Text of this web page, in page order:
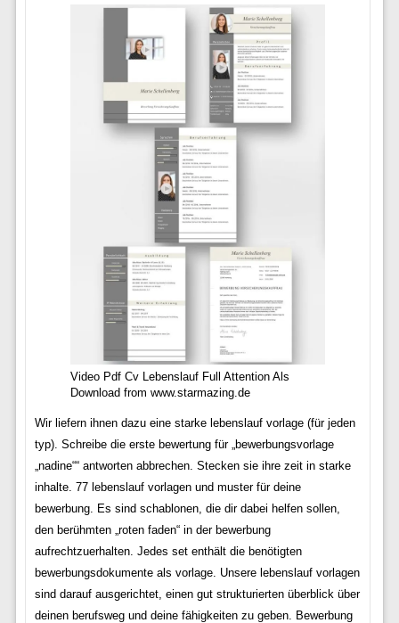
Video Pdf Cv Lebenslauf Full Attention Als
Download from www.starmazing.de
Wir liefern ihnen dazu eine starke lebenslauf vorlage (für jeden
typ). Schreibe die erste bewertung für „bewerbungsvorlage
„nadine““ antworten abbrechen. Stecken sie ihre zeit in starke
inhalte. 77 lebenslauf vorlagen und muster für deine
bewerbung. Es sind schablonen, die dir dabei helfen sollen,
den berühmten „roten faden“ in der bewerbung
aufrechtzuerhalten. Jedes set enthält die benötigten
bewerbungsdokumente als vorlage. Unsere lebenslauf vorlagen
sind darauf ausgerichtet, einen gut strukturierten überblick über
deinen berufsweg und deine fähigkeiten zu geben. Bewerbung